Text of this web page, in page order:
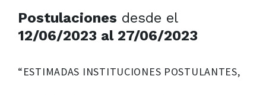
Postulaciones desde el
12/06/2023 al 27/06/2023
“ESTIMADAS INSTITUCIONES POSTULANTES,